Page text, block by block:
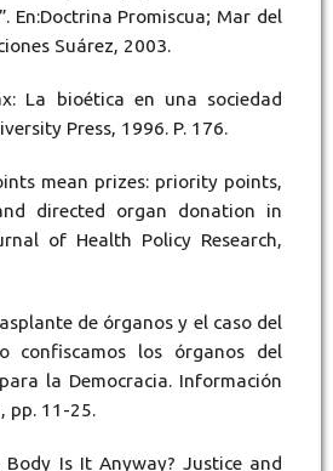
En:Doctrina Promiscua; Mar del
Suárez, 2003.
La bioética en una sociedad
Press, 1996. P. 176.
mean prizes: priority points,
directed organ donation in
of Health Policy Research,
de órganos y el caso del
confiscamos los órganos del
para la Democracia. Información
pp. 11-25.
Body Is It Anyway? Justice and